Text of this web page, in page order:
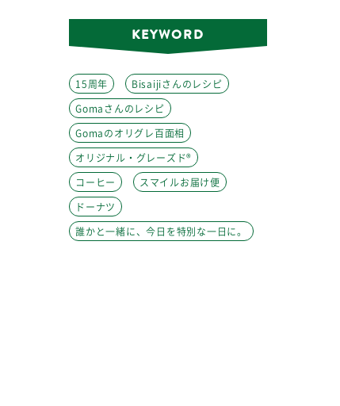
KEYWORD
15周年 Bisaijiさんのレシピ
Gomaさんのレシピ
Gomaのオリグレ百面相
オリジナル・グレーズド®
コーヒー スマイルお届け便
ドーナツ
誰かと一緒に、今日を特別な一日に。